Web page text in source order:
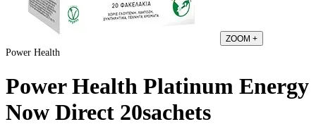
ZOOM +
Power Health
Power Health Platinum Energy
Now Direct 20sachets